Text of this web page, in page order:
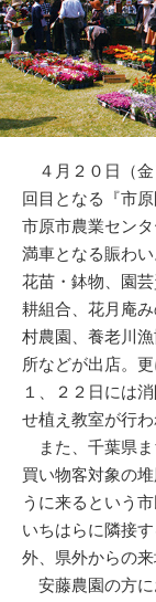
４月２０日（金
回目となる『市
市原市農業セン
満車となる賑わ
花苗・鉢物、園
耕組合、花月庵
村農園、養老川
所などが出店。
１、２２日には
せ植え教室が行わ
また、千葉県ま
買い物客対象の
うに来るという
いちはらに隣接
外、県外からの来
安藤農園の方に